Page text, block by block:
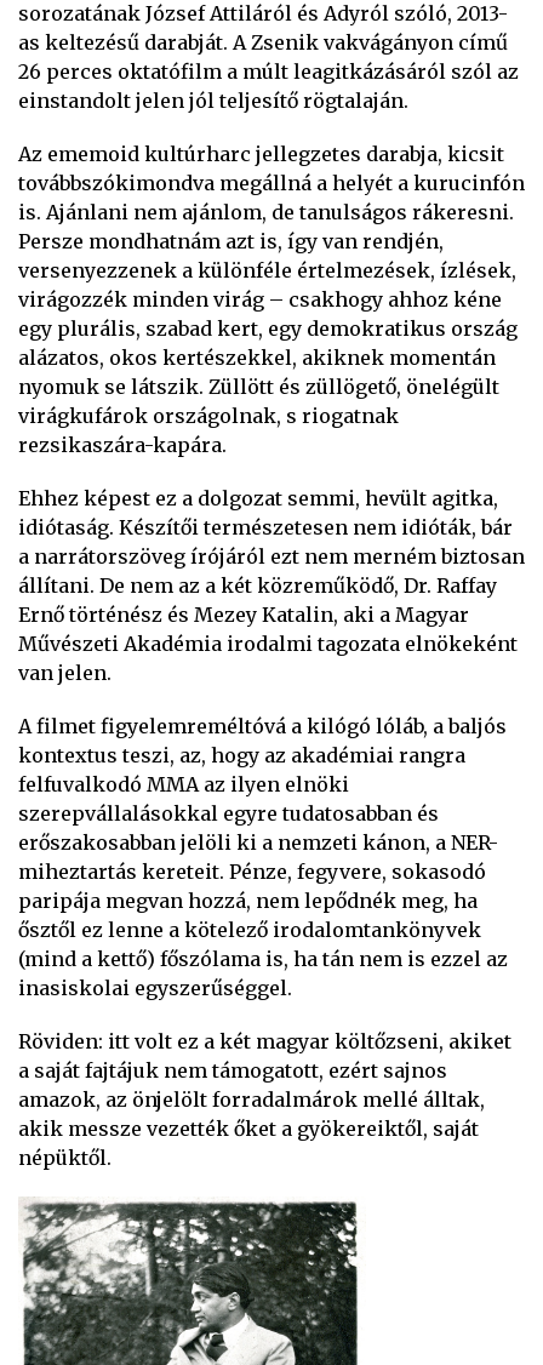
sorozatának József Attiláról és Adyról szóló, 2013-
as keltezésű darabját. A Zsenik vakvágányon című
26 perces oktatófilm a múlt leagitkázásáról szól az
einstandolt jelen jól teljesítő rögtalaján.
Az ememoid kultúrharc jellegzetes darabja, kicsit
továbbszókimondva megállná a helyét a kurucinfón
is. Ajánlani nem ajánlom, de tanulságos rákeresni.
Persze mondhatnám azt is, így van rendjén,
versenyezzenek a különféle értelmezések, ízlések,
virágozzék minden virág – csakhogy ahhoz kéne
egy plurális, szabad kert, egy demokratikus ország
alázatos, okos kertészekkel, akiknek momentán
nyomuk se látszik. Züllött és züllögető, önelégült
virágkufárok országolnak, s riogatnak
rezsikaszára-kapára.
Ehhez képest ez a dolgozat semmi, hevült agitka,
idiótaság. Készítői természetesen nem idióták, bár
a narrátorszöveg írójáról ezt nem merném biztosan
állítani. De nem az a két közreműködő, Dr. Raffay
Ernő történész és Mezey Katalin, aki a Magyar
Művészeti Akadémia irodalmi tagozata elnökeként
van jelen.
A filmet figyelemreméltóvá a kilógó lóláb, a baljós
kontextus teszi, az, hogy az akadémiai rangra
felfuvalkodó MMA az ilyen elnöki
szerepvállalásokkal egyre tudatosabban és
erőszakosabban jelöli ki a nemzeti kánon, a NER-
miheztartás kereteit. Pénze, fegyvere, sokasodó
paripája megvan hozzá, nem lepődnék meg, ha
ősztől ez lenne a kötelező irodalomtankönyvek
(mind a kettő) főszólama is, ha tán nem is ezzel az
inasiskolai egyszerűséggel.
Röviden: itt volt ez a két magyar költőzseni, akiket
a saját fajtájuk nem támogatott, ezért sajnos
amazok, az önjelölt forradalmárok mellé álltak,
akik messze vezették őket a gyökereiktől, saját
népüktől.